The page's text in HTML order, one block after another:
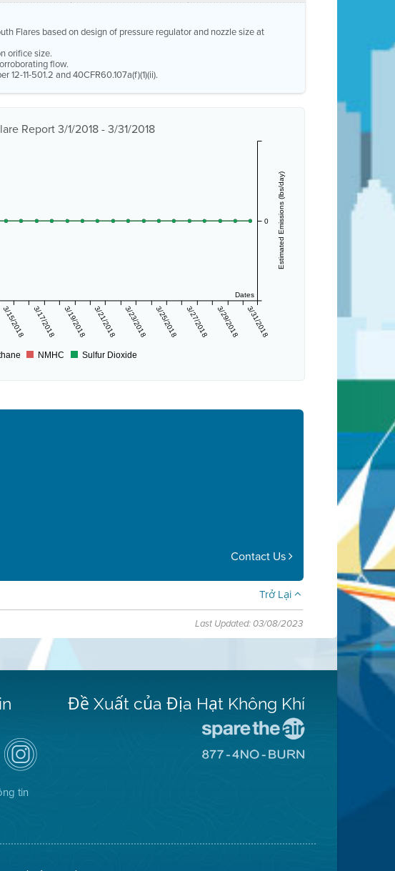
Flares based on design of pressure regulator and nozzle size at
orifice size.
flow.
11-501.2 and 40CFR60.107a(f)(1)(ii).
Report 3/1/2018 - 3/31/2018
Dates
3/15/2018 3/17/2018 3/19/2018 3/21/2018 3/23/2018 3/25/2018 3/27/2018 3/29/2018 3/31/2018
Estimated Emissions (lbs/day)
0
NMHC Sulfur Dioxide
Contact Us
Trở Lại
Last Updated: 03/08/2023
Air
District
on
Instagram
tin
Đề Xuất của Địa Hạt Không Khí
Trang
Không
(Không